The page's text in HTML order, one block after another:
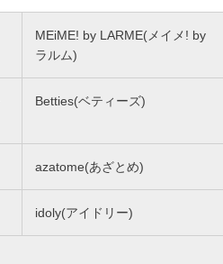
MEiME! by LARME(メイメ! by
ラルム)
Betties(ベティーズ)
azatome(あざとめ)
idoly(アイドリー)